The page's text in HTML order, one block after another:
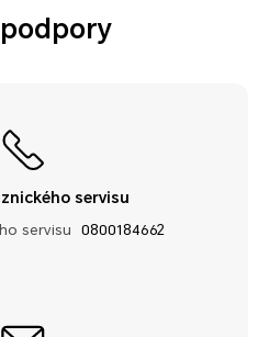
servisu
servisu 0800184662